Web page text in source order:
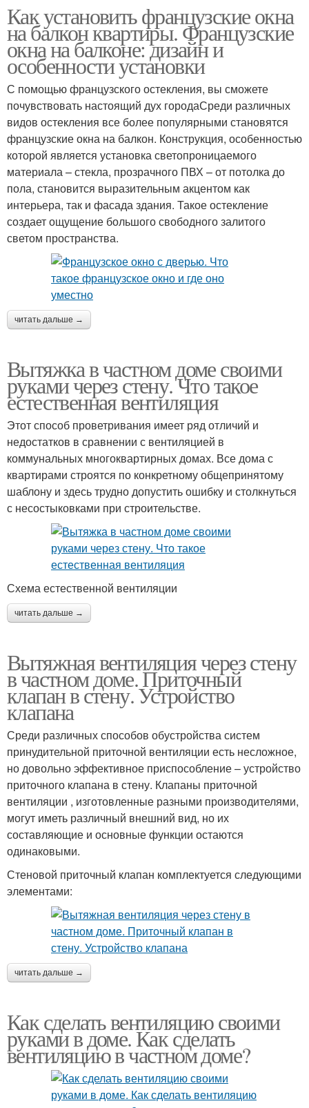
Как установить французские окна
на балкон квартиры. Французские
окна на балконе: дизайн и
особенности установки
С помощью французского остекления, вы сможете
почувствовать настоящий дух городаСреди различных
видов остекления все более популярными становятся
французские окна на балкон. Конструкция, особенностью
которой является установка светопроницаемого
материала – стекла, прозрачного ПВХ – от потолка до
пола, становится выразительным акцентом как
интерьера, так и фасада здания. Такое остекление
создает ощущение большого свободного залитого
светом пространства.
читать дальше →
Вытяжка в частном доме своими
руками через стену. Что такое
естественная вентиляция
Этот способ проветривания имеет ряд отличий и
недостатков в сравнении с вентиляцией в
коммунальных многоквартирных домах. Все дома с
квартирами строятся по конкретному общепринятому
шаблону и здесь трудно допустить ошибку и столкнуться
с несостыковками при строительстве.
Схема естественной вентиляции
читать дальше →
Вытяжная вентиляция через стену
в частном доме. Приточный
клапан в стену. Устройство
клапана
Среди различных способов обустройства систем
принудительной приточной вентиляции есть несложное,
но довольно эффективное приспособление – устройство
приточного клапана в стену. Клапаны приточной
вентиляции , изготовленные разными производителями,
могут иметь различный внешний вид, но их
составляющие и основные функции остаются
одинаковыми.
Стеновой приточный клапан комплектуется следующими
элементами:
читать дальше →
Как сделать вентиляцию своими
руками в доме. Как сделать
вентиляцию в частном доме?